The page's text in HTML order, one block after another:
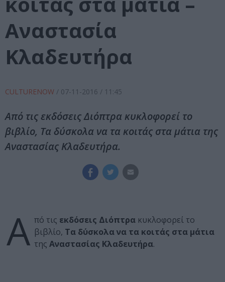
Αναστασία
Κλαδευτήρα
CULTURENOW / 07-11-2016 / 11:45
Από τις εκδόσεις Διόπτρα κυκλοφορεί το
βιβλίο, Τα δύσκολα να τα κοιτάς στα μάτια της
Αναστασίας Κλαδευτήρα.
Α πό τις εκδόσεις Διόπτρα κυκλοφορεί το
βιβλίο, Τα δύσκολα να τα κοιτάς στα μάτια
της Αναστασίας Κλαδευτήρα.